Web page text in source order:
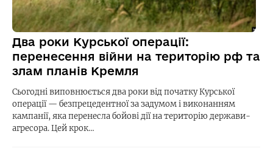
Два роки Курської операції:
перенесення війни на територію рф та
злам планів Кремля
Сьогодні виповнюється два роки від початку Курської
операції — безпрецедентної за задумом і виконанням
кампанії, яка перенесла бойові дії на територію держави-
агресора. Цей крок…